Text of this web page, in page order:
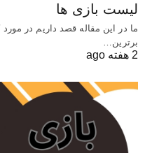
لیست بازی ها
ما در این مقاله قصد داریم در
برترین…
2 هفته ago